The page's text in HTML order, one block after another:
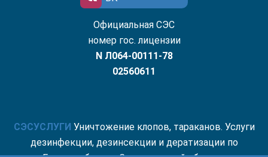
Официальная СЭС
номер гос. лицензии
N Л064-00111-78
02560611
СЭСУСЛУГИ Уничтожение клопов, тараканов. Услуги
дезинфекции, дезинсекции и дератизации по